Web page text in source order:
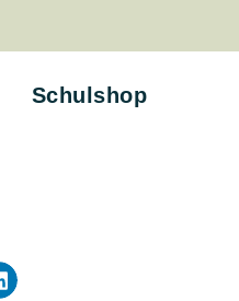
Schulshop